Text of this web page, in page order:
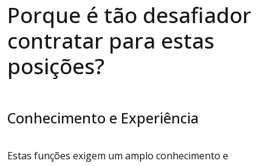
Porque é tão desafiador
contratar para estas
posições?
Conhecimento e Experiência
Estas funções exigem um amplo conhecimento e